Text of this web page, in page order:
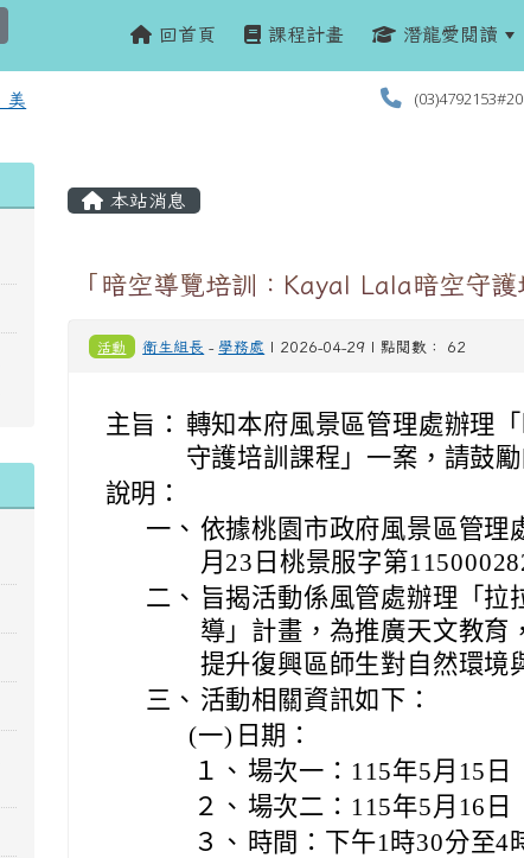
回首頁 課程計畫 潛龍愛閱讀
本站消息
「暗空導覽培訓：Kayal Lala暗空守
活動 衛生組長 - 學務處 | 2026-04-29 | 點閱數： 62
主旨： 轉知本府風景區管理處辦理
守護培訓課程」一案，請鼓
說明：
一、 依據桃園市政府風景區管理
月23日桃景服字第
二、 旨揭活動係風管處辦理「拉
導」計畫，為推廣天文教育
提升復興區師生對自然環境
三、 活動相關資訊如下：
(一) 日期：
１、 場次一：115年5月15日
２、 場次二：115年5月16日
３、 時間：下午1時30分至4